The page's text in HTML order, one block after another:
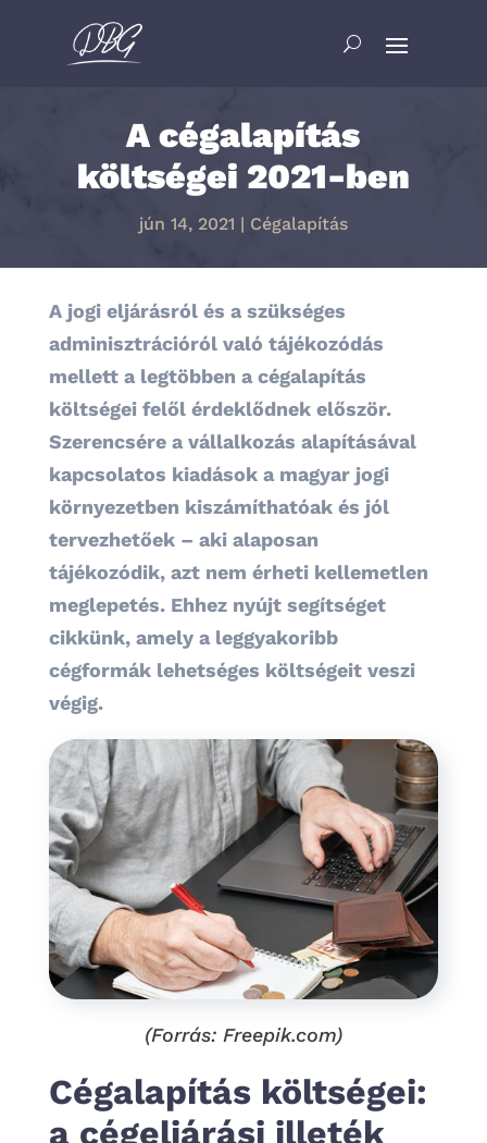
A cégalapítás
költségei 2021-ben
jún 14, 2021 | Cégalapítás
A jogi eljárásról és a szükséges
adminisztrációról való tájékozódás
mellett a legtöbben a cégalapítás
költségei felől érdeklődnek először.
Szerencsére a vállalkozás alapításával
kapcsolatos kiadások a magyar jogi
környezetben kiszámíthatóak és jól
tervezhetőek – aki alaposan
tájékozódik, azt nem érheti kellemetlen
meglepetés. Ehhez nyújt segítséget
cikkünk, amely a leggyakoribb
cégformák lehetséges költségeit veszi
végig.
(Forrás: Freepik.com)
Cégalapítás költségei:
a cégeljárási illeték